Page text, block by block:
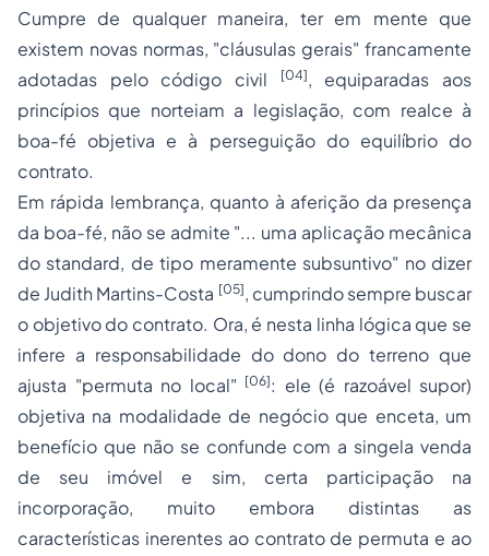
Cumpre de qualquer maneira, ter em mente que
existem novas normas, "cláusulas gerais" francamente
adotadas pelo código civil
[04], equiparadas aos
princípios que norteiam a legislação, com realce à
boa-fé objetiva e à perseguição do equilíbrio do
contrato.
Em rápida lembrança, quanto à aferição da presença
da boa-fé, não se admite "... uma aplicação mecânica
do standard, de tipo meramente subsuntivo" no dizer
de Judith Martins-Costa [05], cumprindo sempre buscar
o objetivo do contrato. Ora, é nesta linha lógica que se
infere a responsabilidade do dono do terreno que
ajusta "permuta no local" [06]: ele (é razoável supor)
objetiva na modalidade de negócio que enceta, um
benefício que não se confunde com a singela venda
de seu imóvel e sim, certa participação na
incorporação, muito embora distintas as
características inerentes ao contrato de permuta e ao